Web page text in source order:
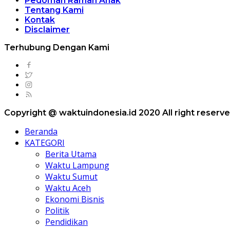
Tentang Kami
Kontak
Disclaimer
Terhubung Dengan Kami
Copyright @ waktuindonesia.id 2020 All right
Beranda
KATEGORI
Berita Utama
Waktu Lampung
Waktu Sumut
Waktu Aceh
Ekonomi Bisnis
Politik
Pendidikan